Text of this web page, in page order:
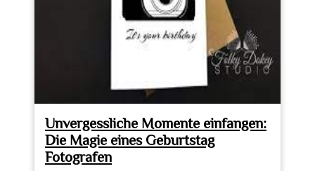
Unvergessliche Momente einfangen:
Die Magie eines Geburtstag
Fotografen